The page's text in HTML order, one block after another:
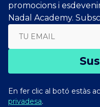
promocions i
Nadal Academy.
En fer clic al botó estàs
privadesa.